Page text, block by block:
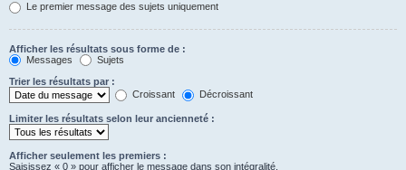
Le premier message des sujets uniquement
Afficher les résultats sous forme de :
Messages
Sujets
Trier les résultats par :
Croissant
Décroissant
Limiter les résultats selon leur ancienneté :
Afficher seulement les premiers :
Saisissez « 0 » pour afficher le message dans son intégralité.